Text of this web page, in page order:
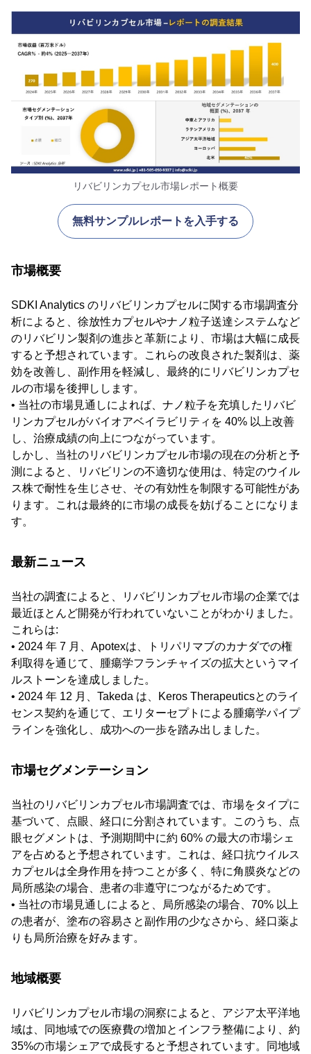
リバビリンカプセル市場レポート概要
無料サンプルレポートを入手する
市場概要
SDKI Analytics のリバビリンカプセルに関する市場調査分
析によると、徐放性カプセルやナノ粒子送達システムなど
のリバビリン製剤の進歩と革新により、市場は大幅に成長
すると予想されています。これらの改良された製剤は、薬
効を改善し、副作用を軽減し、最終的にリバビリンカプセ
ルの市場を後押しします。
• 当社の市場見通しによれば、ナノ粒子を充填したリバビ
リンカプセルがバイオアベイラビリティを 40% 以上改善
し、治療成績の向上につながっています。
しかし、当社のリバビリンカプセル市場の現在の分析と予
測によると、リバビリンの不適切な使用は、特定のウイル
ス株で耐性を生じさせ、その有効性を制限する可能性があ
ります。これは最終的に市場の成長を妨げることになりま
す。
最新ニュース
当社の調査によると、リバビリンカプセル市場の企業では
最近ほとんど開発が行われていないことがわかりました。
これらは:
• 2024 年 7 月、Apotexは、トリパリマブのカナダでの権
利取得を通じて、腫瘍学フランチャイズの拡大というマイ
ルストーンを達成しました。
• 2024 年 12 月、Takeda は、Keros Therapeuticsとのライ
センス契約を通じて、エリターセプトによる腫瘍学パイプ
ラインを強化し、成功への一歩を踏み出しました。
市場セグメンテーション
当社のリバビリンカプセル市場調査では、市場をタイプに
基づいて、点眼、経口に分割されています。このうち、点
眼セグメントは、予測期間中に約 60% の最大の市場シェ
アを占めると予想されています。これは、経口抗ウイルス
カプセルは全身作用を持つことが多く、特に角膜炎などの
局所感染の場合、患者の非遵守につながるためです。
• 当社の市場見通しによると、局所感染の場合、70% 以上
の患者が、塗布の容易さと副作用の少なさから、経口薬よ
りも局所治療を好みます。
地域概要
リバビリンカプセル市場の洞察によると、アジア太平洋地
域は、同地域での医療費の増加とインフラ整備により、約
35%の市場シェアで成長すると予想されています。同地域